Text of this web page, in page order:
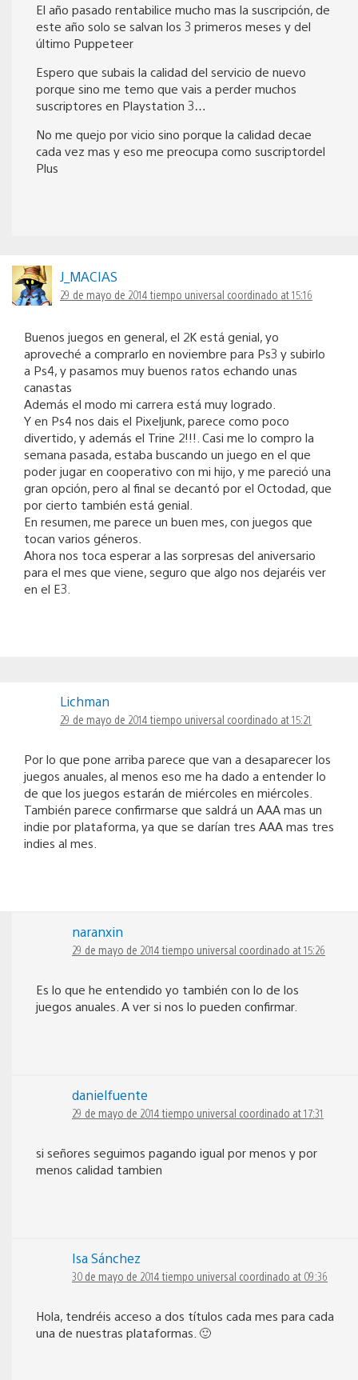
El año pasado rentabilice mucho mas la suscripción, de
este año solo se salvan los 3 primeros meses y del
último Puppeteer
Espero que subais la calidad del servicio de nuevo
porque sino me temo que vais a perder muchos
suscriptores en Playstation 3…
No me quejo por vicio sino porque la calidad decae
cada vez mas y eso me preocupa como suscriptordel
Plus
J_MACIAS
29 de mayo de 2014 tiempo universal coordinado at 15:16
Buenos juegos en general, el 2K está genial, yo
aproveché a comprarlo en noviembre para Ps3 y subirlo
a Ps4, y pasamos muy buenos ratos echando unas
canastas
Además el modo mi carrera está muy logrado.
Y en Ps4 nos dais el Pixeljunk, parece como poco
divertido, y además el Trine 2!!!. Casi me lo compro la
semana pasada, estaba buscando un juego en el que
poder jugar en cooperativo con mi hijo, y me pareció una
gran opción, pero al final se decantó por el Octodad, que
por cierto también está genial.
En resumen, me parece un buen mes, con juegos que
tocan varios géneros.
Ahora nos toca esperar a las sorpresas del aniversario
para el mes que viene, seguro que algo nos dejaréis ver
en el E3.
Lichman
29 de mayo de 2014 tiempo universal coordinado at 15:21
Por lo que pone arriba parece que van a desaparecer los
juegos anuales, al menos eso me ha dado a entender lo
de que los juegos estarán de miércoles en miércoles.
También parece confirmarse que saldrá un AAA mas un
indie por plataforma, ya que se darían tres AAA mas tres
indies al mes.
naranxin
29 de mayo de 2014 tiempo universal coordinado at 15:26
Es lo que he entendido yo también con lo de los
juegos anuales. A ver si nos lo pueden confirmar.
danielfuente
29 de mayo de 2014 tiempo universal coordinado at 17:31
si señores seguimos pagando igual por menos y por
menos calidad tambien
Isa Sánchez
30 de mayo de 2014 tiempo universal coordinado at 09:36
Hola, tendréis acceso a dos títulos cada mes para cada
una de nuestras plataformas. 🙂